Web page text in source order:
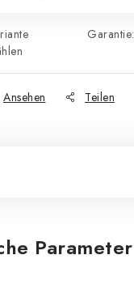
Garantie:
Ansehen Teilen
Parameter